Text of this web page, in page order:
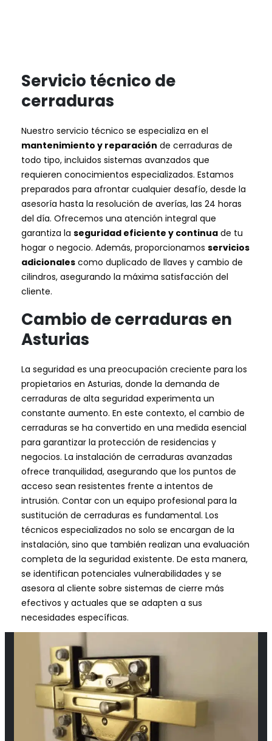
Servicio técnico de
cerraduras
Nuestro servicio técnico se especializa en el
mantenimiento y reparación de cerraduras de
todo tipo, incluidos sistemas avanzados que
requieren conocimientos especializados. Estamos
preparados para afrontar cualquier desafío, desde la
asesoría hasta la resolución de averías, las 24 horas
del día. Ofrecemos una atención integral que
garantiza la seguridad eficiente y continua de tu
hogar o negocio. Además, proporcionamos servicios
adicionales como duplicado de llaves y cambio de
cilindros, asegurando la máxima satisfacción del
cliente.
Cambio de cerraduras en
Asturias
La seguridad es una preocupación creciente para los
propietarios en Asturias, donde la demanda de
cerraduras de alta seguridad experimenta un
constante aumento. En este contexto, el cambio de
cerraduras se ha convertido en una medida esencial
para garantizar la protección de residencias y
negocios. La instalación de cerraduras avanzadas
ofrece tranquilidad, asegurando que los puntos de
acceso sean resistentes frente a intentos de
intrusión. Contar con un equipo profesional para la
sustitución de cerraduras es fundamental. Los
técnicos especializados no solo se encargan de la
instalación, sino que también realizan una evaluación
completa de la seguridad existente. De esta manera,
se identifican potenciales vulnerabilidades y se
asesora al cliente sobre sistemas de cierre más
efectivos y actuales que se adapten a sus
necesidades específicas.